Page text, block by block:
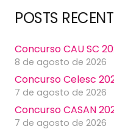
POSTS
Concurso CAU SC
8 de agosto de 2026
Concurso Celesc
7 de agosto de 2026
Concurso CASAN
7 de agosto de 2026